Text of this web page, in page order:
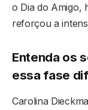
o Dia do Amigo,
reforçou a
Entenda os
essa fase
Carolina